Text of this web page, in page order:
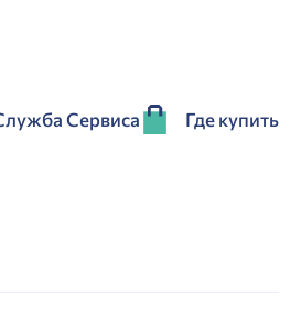
Сервиса Где купить